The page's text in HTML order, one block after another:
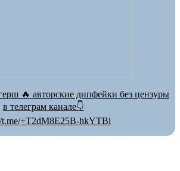
🔥 авторские дипфейки без цензуры
в телеграм канале👇
t.me/+T2dM8E25B-hkYTBi